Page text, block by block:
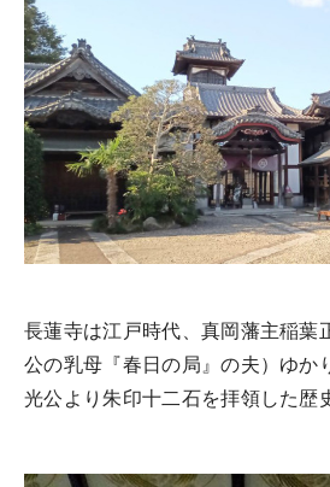
長蓮寺は江戸時代、真岡藩主稲葉
公の乳母『春日の局』の夫）ゆか
光公より朱印十二石を拝領した歴